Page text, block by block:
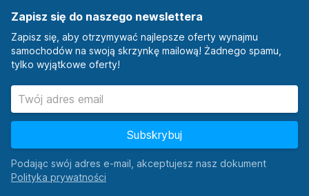
Zapisz się do naszego newslettera
Zapisz się, aby otrzymywać najlepsze oferty wynajmu
samochodów na swoją skrzynkę mailową! Żadnego spamu,
tylko wyjątkowe oferty!
Subskrybuj
Podając swój adres e-mail, akceptujesz nasz dokument